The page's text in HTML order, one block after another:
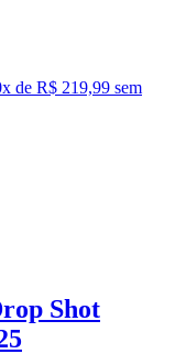
x de R$ 219,99 sem
Shot